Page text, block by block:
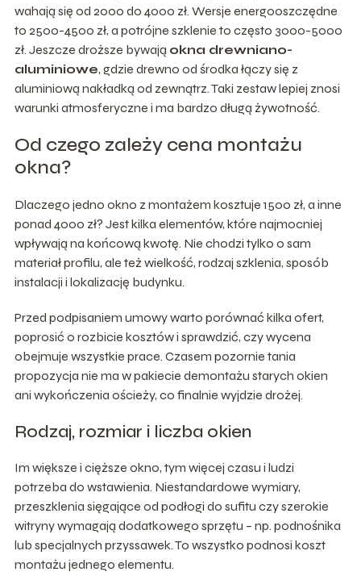
wahają się od 2000 do 4000 zł. Wersje energooszczędne
to 2500-4500 zł, a potrójne szklenie to często 3000-5000
zł. Jeszcze droższe bywają okna drewniano-
aluminiowe, gdzie drewno od środka łączy się z
aluminiową nakładką od zewnątrz. Taki zestaw lepiej znosi
warunki atmosferyczne i ma bardzo długą żywotność.
Od czego zależy cena montażu
okna?
Dlaczego jedno okno z montażem kosztuje 1500 zł, a inne
ponad 4000 zł? Jest kilka elementów, które najmocniej
wpływają na końcową kwotę. Nie chodzi tylko o sam
materiał profilu, ale też wielkość, rodzaj szklenia, sposób
instalacji i lokalizację budynku.
Przed podpisaniem umowy warto porównać kilka ofert,
poprosić o rozbicie kosztów i sprawdzić, czy wycena
obejmuje wszystkie prace. Czasem pozornie tania
propozycja nie ma w pakiecie demontażu starych okien
ani wykończenia ościeży, co finalnie wyjdzie drożej.
Rodzaj, rozmiar i liczba okien
Im większe i cięższe okno, tym więcej czasu i ludzi
potrzeba do wstawienia. Niestandardowe wymiary,
przeszklenia sięgające od podłogi do sufitu czy szerokie
witryny wymagają dodatkowego sprzętu – np. podnośnika
lub specjalnych przyssawek. To wszystko podnosi koszt
montażu jednego elementu.